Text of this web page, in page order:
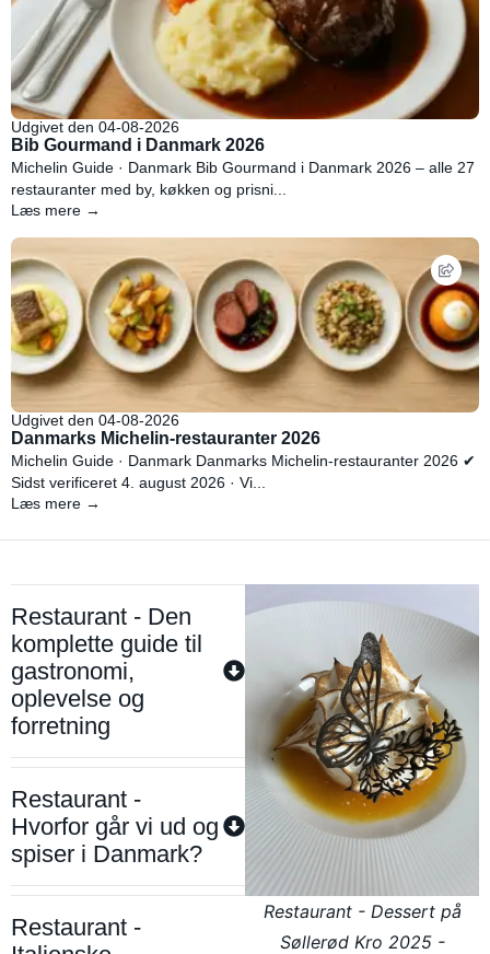
Udgivet den 04-08-2026
Bib Gourmand i Danmark 2026
Michelin Guide · Danmark Bib Gourmand i Danmark 2026 – alle 27
restauranter med by, køkken og prisni...
Læs mere →
Udgivet den 04-08-2026
Danmarks Michelin-restauranter 2026
Michelin Guide · Danmark Danmarks Michelin-restauranter 2026 ✔
Sidst verificeret 4. august 2026 · Vi...
Læs mere →
Restaurant - Den
komplette guide til
gastronomi,
oplevelse og
forretning
Restaurant -
Hvorfor går vi ud og
spiser i Danmark?
Restaurant -
Restaurant - Dessert på
Søllerød Kro 2025 -